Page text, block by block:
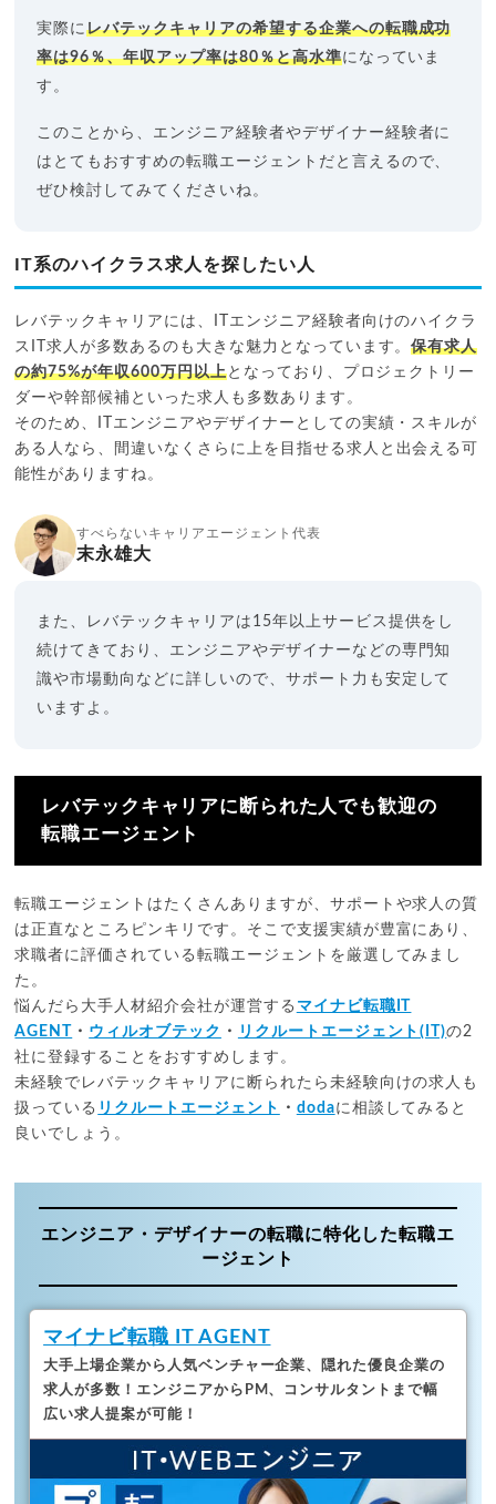
実際にレバテックキャリアの希望する企業への転職成功
率は96％、年収アップ率は80％と高水準になっていま
す。
このことから、エンジニア経験者やデザイナー経験者に
はとてもおすすめの転職エージェントだと言えるので、
ぜひ検討してみてくださいね。
IT系のハイクラス求人を探したい人
レバテックキャリアには、ITエンジニア経験者向けのハイクラ
スIT求人が多数あるのも大きな魅力となっています。保有求人
の約75%が年収600万円以上となっており、プロジェクトリー
ダーや幹部候補といった求人も多数あります。
そのため、ITエンジニアやデザイナーとしての実績・スキルが
ある人なら、間違いなくさらに上を目指せる求人と出会える可
能性がありますね。
すべらないキャリアエージェント代表
末永雄大
また、レバテックキャリアは15年以上サービス提供をし
続けてきており、エンジニアやデザイナーなどの専門知
識や市場動向などに詳しいので、サポート力も安定して
いますよ。
レバテックキャリアに断られた人でも歓迎の
転職エージェント
転職エージェントはたくさんありますが、サポートや求人の質
は正直なところピンキリです。そこで支援実績が豊富にあり、
求職者に評価されている転職エージェントを厳選してみまし
た。
悩んだら大手人材紹介会社が運営する マイナビ転職IT
AGENT ・ ウィルオブテック ・ リクルートエージェント(IT)の2
社に登録することをおすすめします。
未経験でレバテックキャリアに断られたら未経験向けの求人も
扱っている リクルートエージェント ・ dodaに相談してみると
良いでしょう。
エンジニア・デザイナーの転職に特化した転職エ
ージェント
マイナビ転職 IT AGENT
大手上場企業から人気ベンチャー企業、隠れた優良企業の
求人が多数！ エンジニアからPM、コンサルタントまで幅
広い求人提案が可能！